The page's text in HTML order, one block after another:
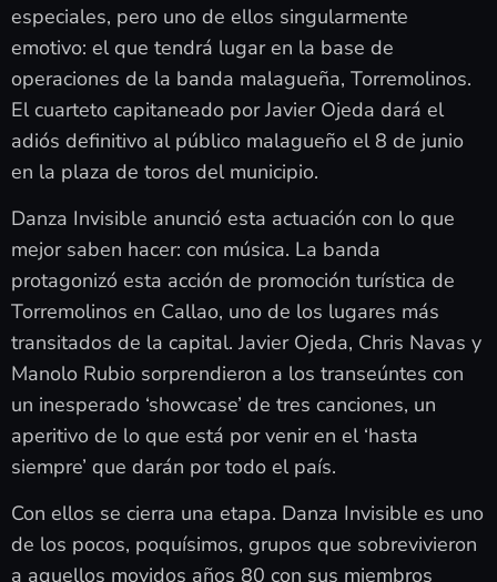
especiales, pero uno de ellos singularmente
emotivo: el que tendrá lugar en la base de
operaciones de la banda malagueña, Torremolinos.
El cuarteto capitaneado por Javier Ojeda dará el
adiós definitivo al público malagueño el 8 de junio
en la plaza de toros del municipio.
Danza Invisible anunció esta actuación con lo que
mejor saben hacer: con música. La banda
protagonizó esta acción de promoción turística de
Torremolinos en Callao, uno de los lugares más
transitados de la capital. Javier Ojeda, Chris Navas y
Manolo Rubio sorprendieron a los transeúntes con
un inesperado ‘showcase’ de tres canciones, un
aperitivo de lo que está por venir en el ‘hasta
siempre’ que darán por todo el país.
Con ellos se cierra una etapa. Danza Invisible es uno
de los pocos, poquísimos, grupos que sobrevivieron
a aquellos movidos años 80 con sus miembros